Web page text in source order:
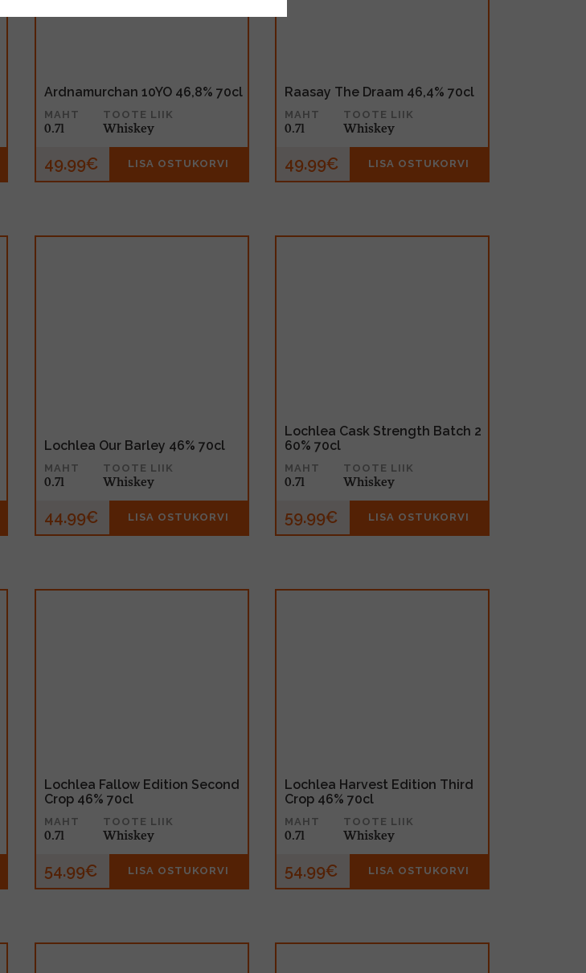
Ardnamurchan 10YO 46,8% 70cl
MAHT
0.7l
TOOTE LIIK
Whiskey
49.99€ LISA OSTUKORVI
Raasay The Draam 46,4% 70cl
MAHT
0.7l
TOOTE LIIK
Whiskey
49.99€ LISA OSTUKORVI
Lochlea Our Barley 46% 70cl
MAHT
0.7l
TOOTE LIIK
Whiskey
44.99€ LISA OSTUKORVI
Lochlea Cask Strength Batch 2
60% 70cl
MAHT
0.7l
TOOTE LIIK
Whiskey
59.99€ LISA OSTUKORVI
Lochlea Fallow Edition Second
Crop 46% 70cl
MAHT
0.7l
TOOTE LIIK
Whiskey
54.99€ LISA OSTUKORVI
Lochlea Harvest Edition Third
Crop 46% 70cl
MAHT
0.7l
TOOTE LIIK
Whiskey
54.99€ LISA OSTUKORVI